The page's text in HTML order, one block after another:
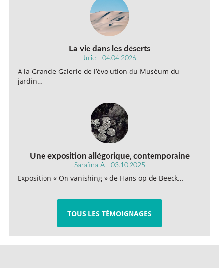
La vie dans les déserts
Julie - 04.04.2026
A la Grande Galerie de l’évolution du Muséum du
jardin…
Une exposition allégorique, contemporaine
Sarafina A - 03.10.2025
Exposition « On vanishing » de Hans op de Beeck…
TOUS LES TÉMOIGNAGES